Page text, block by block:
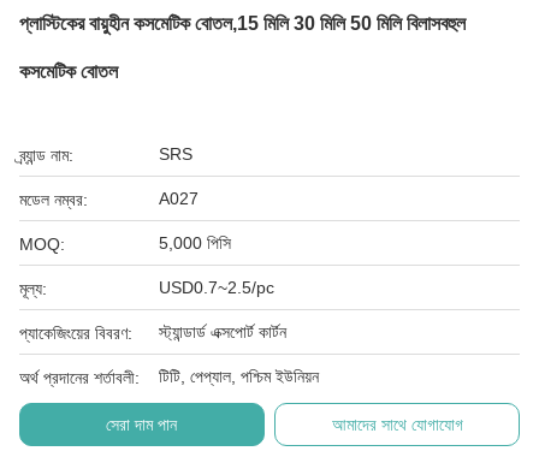
প্লাস্টিকের বায়ুহীন কসমেটিক বোতল,15 মিলি 30 মিলি 50 মিলি বিলাসবহুল
কসমেটিক বোতল
ব্র্যান্ড নাম: SRS
মডেল নম্বর: A027
MOQ: 5,000 পিসি
মূল্য: USD0.7~2.5/pc
প্যাকেজিংয়ের বিবরণ: স্ট্যান্ডার্ড এক্সপোর্ট কার্টন
অর্থ প্রদানের শর্তাবলী: টিটি, পেপ্যাল, পশ্চিম ইউনিয়ন
সেরা দাম পান আমাদের সাথে যোগাযোগ